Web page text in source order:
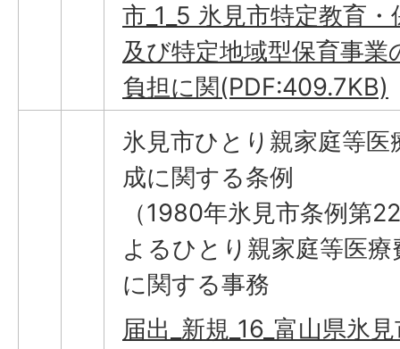
市_1_5 氷見市特定教育
及び特定地域型保育事業
負担に関(PDF:409.7KB)
氷見市ひとり親家庭等医
成に関する条例
（1980年氷見市条例第
よるひとり親家庭等医療
に関する事務
届出_新規_16_富山県氷見